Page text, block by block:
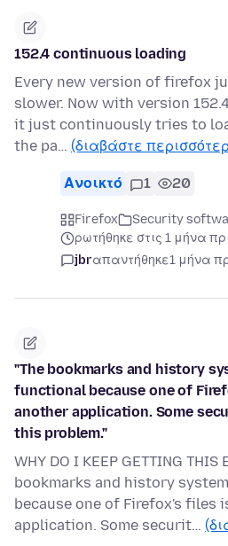
152.4 continuous loading
Every new version of firefox
slower. Now with version
it just continuously tries to
the pa… (διαβάστε
Ανοικτό 1 20
Firefox
Security
ρωτήθηκε στις 1 μήνα
jbrαπαντήθηκε1 μήνα
"The bookmarks and history
functional because one of
another application. Some
this problem."
WHY DO I KEEP GETTING THIS
bookmarks and history
because one of Firefox's files
application. Some securit…